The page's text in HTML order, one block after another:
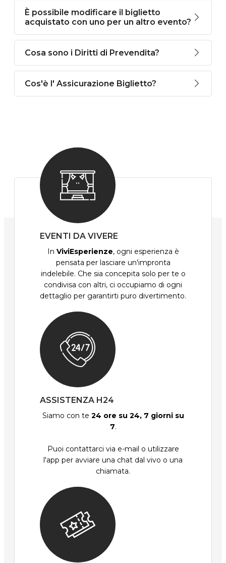
È possibile modificare il biglietto
acquistato con uno per un altro evento?
Cosa sono i Diritti di Prevendita?
Cos'è l' Assicurazione Biglietto?
EVENTI DA VIVERE
In ViviEsperienze, ogni esperienza è
pensata per lasciare un'impronta
indelebile. Che sia concepita solo per te o
condivisa con altri, ci occupiamo di ogni
dettaglio per garantirti puro divertimento.
ASSISTENZA H24
Siamo con te 24 ore su 24, 7 giorni su
7.
Puoi contattarci via e-mail o utilizzare
l'app per avviare una chat dal vivo o una
chiamata.